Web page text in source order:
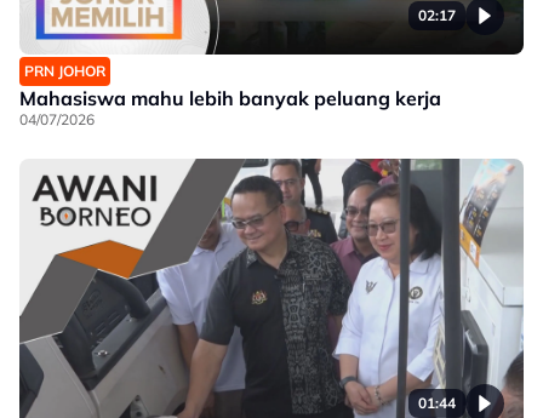
02:17
PRN JOHOR
Mahasiswa mahu lebih banyak peluang kerja
04/07/2026
01:44